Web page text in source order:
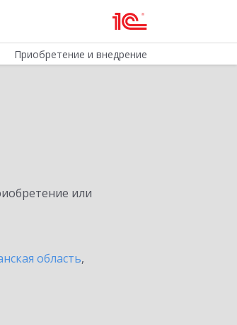
Приобретение и внедрение
или
область,